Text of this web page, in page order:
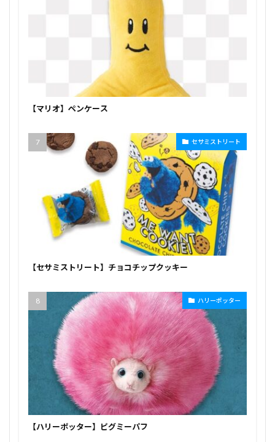
【マリオ】ペンケース
セサミストリート
【セサミストリート】チョコチップクッキー
ハリーポッター
【ハリーポッター】ピグミーパフ